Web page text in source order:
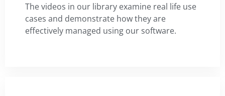
The videos in our library examine real life use
cases and demonstrate how they are
effectively managed using our software.